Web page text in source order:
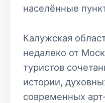
населённые
Калужская
недалеко от
туристов
истории,
современных